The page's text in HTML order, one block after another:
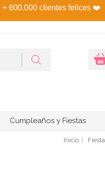
| + 600.000 clientes felices ❤️
Cumpleaños y Fiestas
Inicio Fiesta